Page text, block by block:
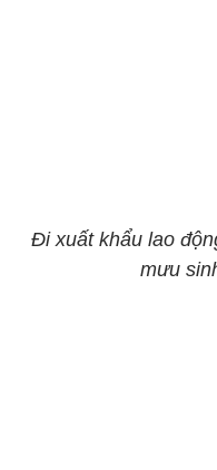
Đi xuất khẩu lao
mưu